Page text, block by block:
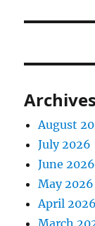
Archives
August
July 2026
June 2026
May 2026
April 2026